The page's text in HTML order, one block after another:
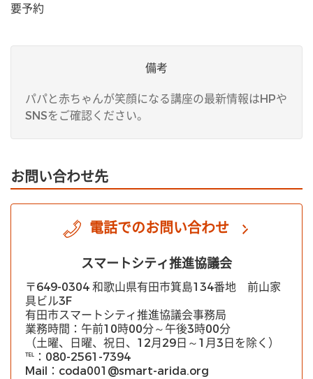
要予約
備考
パパと赤ちゃんが笑顔になる講座の最新情報はHPや
SNSをご確認ください。
お問い合わせ先
電話でのお問い合わせ
スマートシティ推進協議会
〒649-0304 和歌山県有田市箕島134番地 前山家
具ビル3F
有田市スマートシティ推進協議会事務局
業務時間：午前10時00分～午後3時00分
（土曜、日曜、祝日、12月29日～1月3日を除く）
℡：080-2561-7394
Mail：coda001@smart-arida.org